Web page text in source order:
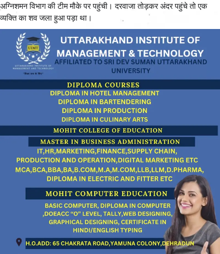
अग्निशमन विभाग की टीम मौके पर पहुंची। दरवाजा तोड़कर अंदर पहुंचे तो एक
व्यक्ति का शव जला हुआ पड़ा था।